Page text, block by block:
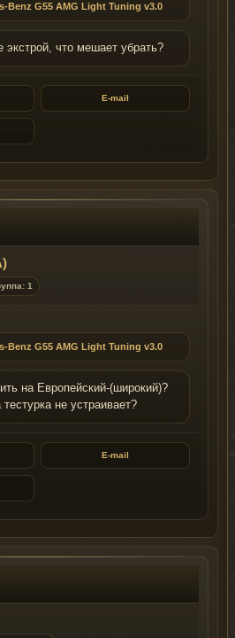
Benz G55 AMG Light Tuning v3.0
экстрой, что мешает убрать?
E-mail
1
Benz G55 AMG Light Tuning v3.0
на Европейский-(широкий)?
не устраивает?
E-mail